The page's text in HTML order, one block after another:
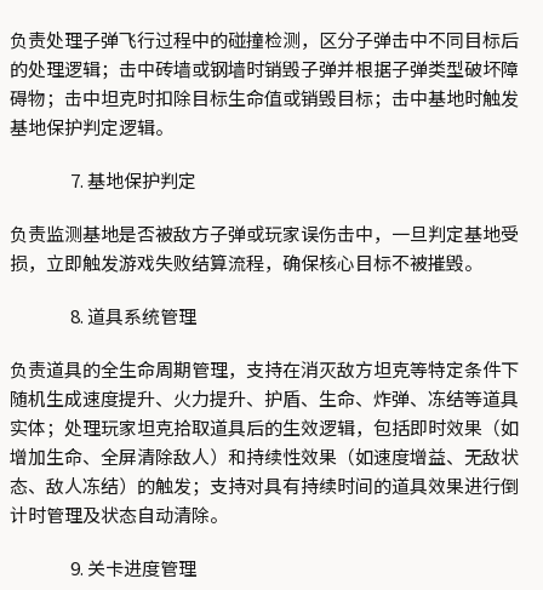
负责处理子弹飞行过程中的碰撞检测，区分子弹击中不同目标后
的处理逻辑；击中砖墙或钢墙时销毁子弹并根据子弹类型破坏障
碍物；击中坦克时扣除目标生命值或销毁目标；击中基地时触发
基地保护判定逻辑。
基地保护判定
负责监测基地是否被敌方子弹或玩家误伤击中，一旦判定基地受
损，立即触发游戏失败结算流程，确保核心目标不被摧毁。
道具系统管理
负责道具的全生命周期管理，支持在消灭敌方坦克等特定条件下
随机生成速度提升、火力提升、护盾、生命、炸弹、冻结等道具
实体；处理玩家坦克拾取道具后的生效逻辑，包括即时效果（如
增加生命、全屏清除敌人）和持续性效果（如速度增益、无敌状
态、敌人冻结）的触发；支持对具有持续时间的道具效果进行倒
计时管理及状态自动清除。
关卡进度管理